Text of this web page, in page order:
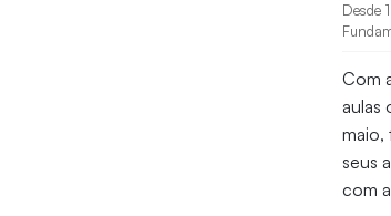
Desde
Com
aulas
maio,
seus
com